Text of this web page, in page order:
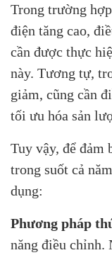
Trong trường
điện tăng cao,
cần được thực
này. Tương tự,
giảm, cũng cần
tối ưu hóa sản
Tuy vậy, để đảm
trong suốt cả
dụng:
Phương pháp
năng điều chỉnh.